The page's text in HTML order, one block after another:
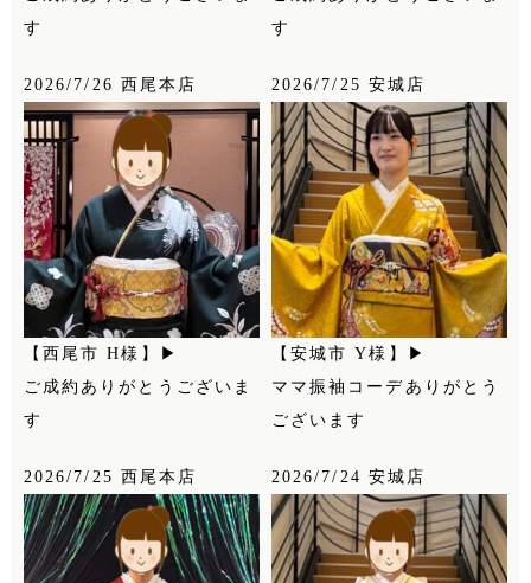
す
す
2026/7/26 西尾本店
【西尾市 H様】▶
ご成約ありがとうございま
す
2026/7/25 安城店
【安城市 Y様】▶
ママ振袖コーデありがとう
ございます
2026/7/25 西尾本店 2026/7/24 安城店